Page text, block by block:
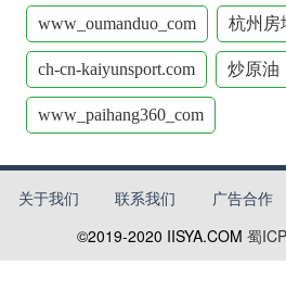
www_oumanduo_com 杭州房
ch-cn-kaiyunsport.com 炒原油
www_paihang360_com
关于我们 联系我们 广告合作
©2019-2020 IISYA.COM 蜀